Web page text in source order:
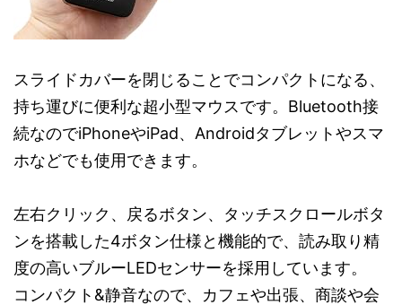
スライドカバーを閉じることでコンパクトになる、
持ち運びに便利な超小型マウスです。Bluetooth接
続なのでiPhoneやiPad、Androidタブレットやスマ
ホなどでも使用できます。
左右クリック、戻るボタン、タッチスクロールボタ
ンを搭載した4ボタン仕様と機能的で、読み取り精
度の高いブルーLEDセンサーを採用しています。
コンパクト&静音なので、カフェや出張、商談や会